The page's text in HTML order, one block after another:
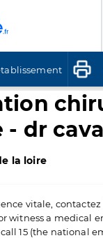
- dr
la loire
vitale, contactez
witness a medical
15 (the national